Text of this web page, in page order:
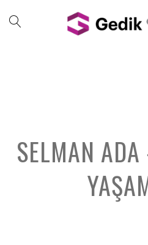
SELMAN